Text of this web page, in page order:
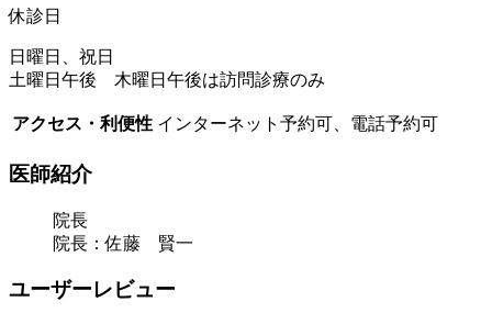
休診日
日曜日、祝日
土曜日午後 木曜日午後は訪問診療のみ
アクセス・利便性 インターネット予約可、電話予約可
医師紹介
院長
院長：佐藤 賢一
ユーザーレビュー